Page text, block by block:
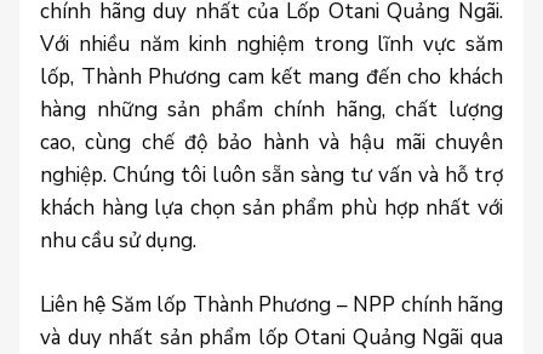
chính hãng duy nhất của Lốp Otani Quảng Ngãi.
Với nhiều năm kinh nghiệm trong lĩnh vực săm
lốp, Thành Phương cam kết mang đến cho khách
hàng những sản phẩm chính hãng, chất lượng
cao, cùng chế độ bảo hành và hậu mãi chuyên
nghiệp. Chúng tôi luôn sẵn sàng tư vấn và hỗ trợ
khách hàng lựa chọn sản phẩm phù hợp nhất với
nhu cầu sử dụng.
Liên hệ Săm lốp Thành Phương – NPP chính hãng
và duy nhất sản phẩm lốp Otani Quảng Ngãi qua